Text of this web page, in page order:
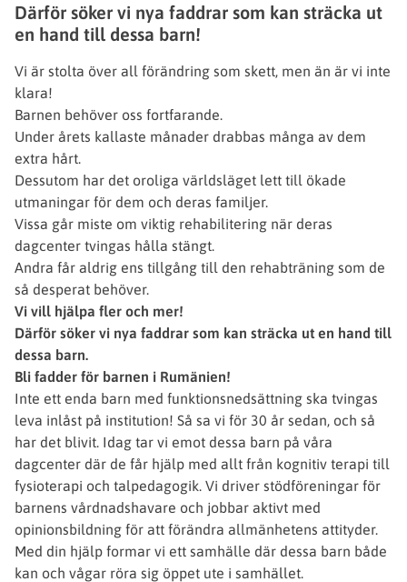
Därför söker vi nya faddrar som kan sträcka ut
en hand till dessa barn!
Vi är stolta över all förändring som skett, men än är vi inte
klara!
Barnen behöver oss fortfarande.
Under årets kallaste månader drabbas många av dem
extra hårt.
Dessutom har det oroliga världsläget lett till ökade
utmaningar för dem och deras familjer.
Vissa går miste om viktig rehabilitering när deras
dagcenter tvingas hålla stängt.
Andra får aldrig ens tillgång till den rehabträning som de
så desperat behöver.
Vi vill hjälpa fler och mer!
Därför söker vi nya faddrar som kan sträcka ut en hand till
dessa barn.
Bli fadder för barnen i Rumänien!
Inte ett enda barn med funktionsnedsättning ska tvingas
leva inlåst på institution! Så sa vi för 30 år sedan, och så
har det blivit. Idag tar vi emot dessa barn på våra
dagcenter där de får hjälp med allt från kognitiv terapi till
fysioterapi och talpedagogik. Vi driver stödföreningar för
barnens vårdnadshavare och jobbar aktivt med
opinionsbildning för att förändra allmänhetens attityder.
Med din hjälp formar vi ett samhälle där dessa barn både
kan och vågar röra sig öppet ute i samhället.